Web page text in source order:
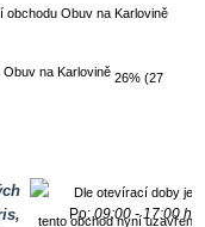
26% (27
Po:09:00 - 17:00 h